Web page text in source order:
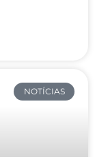
NOTÍCIAS